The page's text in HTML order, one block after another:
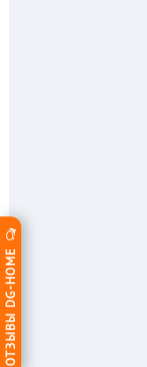
ОТЗЫВЫ DG-HOME